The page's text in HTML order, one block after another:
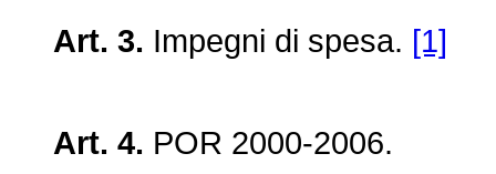
Art. 3. Impegni di spesa. [1]
Art. 4. POR 2000-2006.